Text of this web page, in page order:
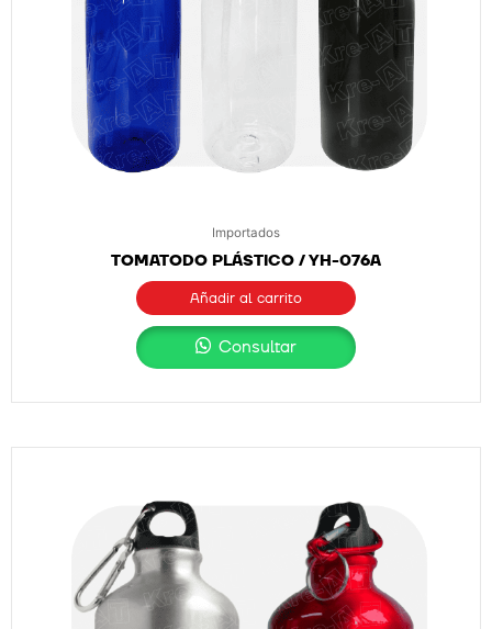
Importados
TOMATODO PLÁSTICO / YH-076A
Añadir al carrito
Consultar